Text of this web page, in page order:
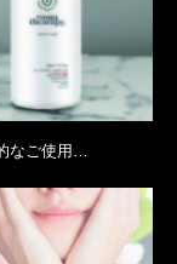
なご使用…